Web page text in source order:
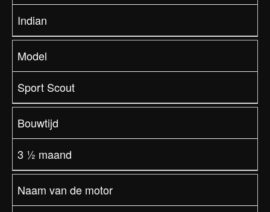
Indian
Model
Sport Scout
Bouwtijd
3 ½ maand
Naam van de motor